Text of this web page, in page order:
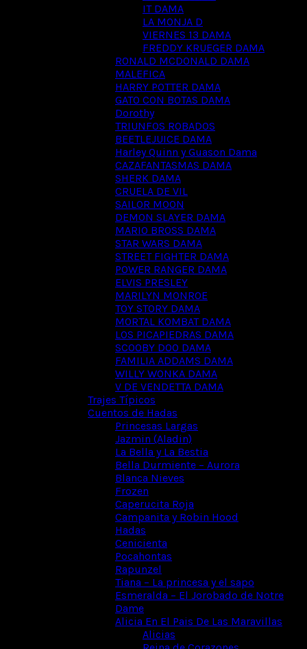
IT DAMA
LA MONJA D
VIERNES 13 DAMA
FREDDY KRUEGER DAMA
RONALD MCDONALD DAMA
MALEFICA
HARRY POTTER DAMA
GATO CON BOTAS DAMA
Dorothy
TRIUNFOS ROBADOS
BEETLEJUICE DAMA
Harley Quinn y Guason Dama
CAZAFANTASMAS DAMA
SHERK DAMA
CRUELA DE VIL
SAILOR MOON
DEMON SLAYER DAMA
MARIO BROSS DAMA
STAR WARS DAMA
STREET FIGHTER DAMA
POWER RANGER DAMA
ELVIS PRESLEY
MARILYN MONROE
TOY STORY DAMA
MORTAL KOMBAT DAMA
LOS PICAPIEDRAS DAMA
SCOOBY DOO DAMA
FAMILIA ADDAMS DAMA
WILLY WONKA DAMA
V DE VENDETTA DAMA
Trajes Típicos
Cuentos de Hadas
Princesas Largas
Jazmin (Aladin)
La Bella y La Bestia
Bella Durmiente – Aurora
Blanca Nieves
Frozen
Caperucita Roja
Campanita y Robin Hood
Hadas
Cenicienta
Pocahontas
Rapunzel
Tiana – La princesa y el sapo
Esmeralda – El Jorobado de Notre
Dame
Alicia En El Pais De Las Maravillas
Alicias